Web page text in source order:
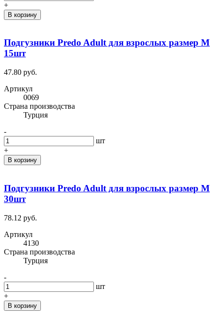
+
В корзину
Подгузники Predo Adult для взрослых размер M
15шт
47.80 руб.
Артикул
0069
Cтрана производства
Турция
-
шт
+
В корзину
Подгузники Predo Adult для взрослых размер M
30шт
78.12 руб.
Артикул
4130
Cтрана производства
Турция
-
шт
+
В корзину